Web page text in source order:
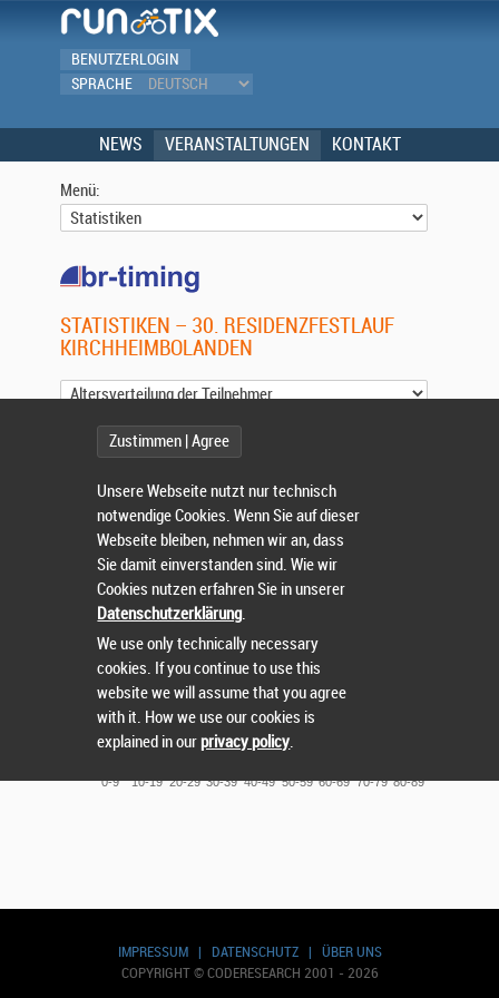
BENUTZERLOGIN
SPRACHE
NEWS VERANSTALTUNGEN KONTAKT
Menü:
STATISTIKEN – 30. RESIDENZFESTLAUF
KIRCHHEIMBOLANDEN
IMPRESSUM| DATENSCHUTZ| ÜBER UNS
COPYRIGHT © CODERESEARCH 2001 - 2026
ALTERSVERTEILUNG DER TEILNEHMER
0-9 10-19 20-29 30-39 40-49 50-59 60-69 70-79 80-89
26
37
119
Zustimmen | Agree
Unsere Webseite nutzt nur technisch
notwendige Cookies. Wenn Sie auf dieser
Webseite bleiben, nehmen wir an, dass
Sie damit einverstanden sind. Wie wir
Cookies nutzen erfahren Sie in unserer
Datenschutzerklärung.
We use only technically necessary
cookies. If you continue to use this
website we will assume that you agree
with it. How we use our cookies is
explained in ourprivacy policy.